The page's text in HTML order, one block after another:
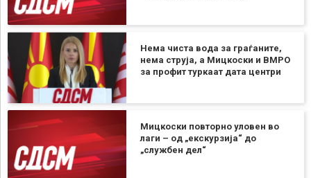
Нема чиста вода за граѓаните,
нема струја, а Мицкоски и ВМРО
за профит туркаат дата центри
Мицкоски повторно уловен во
лаги – од „екскурзија“ до
„службен дел“